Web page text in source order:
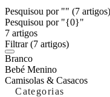
Pesquisou por "" (7 artigos)
Pesquisou por "{0}"
7 artigos
Filtrar(7 artigos)
Branco
Bebé Menino
Camisolas & Casacos
Categorias